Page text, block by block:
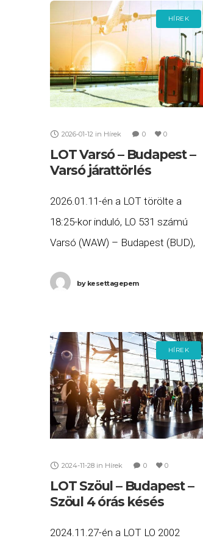
HÍREK
2026-01-12 in Hírek 0 0
LOT Varsó – Budapest –
Varsó járattörlés
2026.01.11-én a LOT törölte a
18:25-kor induló, LO 531 számú
Varsó (WAW) – Budapest (BUD),
számú Budapest (BUD) – Varsó
bykesettagepem
HÍREK
2024-11-28 in Hírek 0 0
LOT Szöul – Budapest –
Szöul 4 órás késés
2024.11.27-én a LOT LO 2002